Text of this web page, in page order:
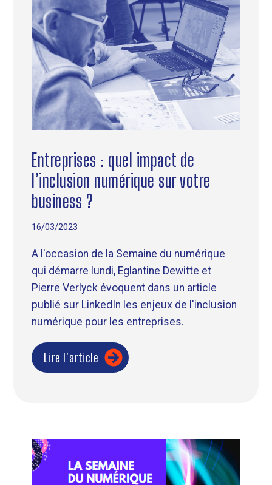
Entreprises : quel impact de
l’inclusion numérique sur votre
business ?
16/03/2023
A l'occasion de la Semaine du numérique
qui démarre lundi, Eglantine Dewitte et
Pierre Verlyck évoquent dans un article
publié sur LinkedIn les enjeux de l'inclusion
numérique pour les entreprises.
Lire l'article